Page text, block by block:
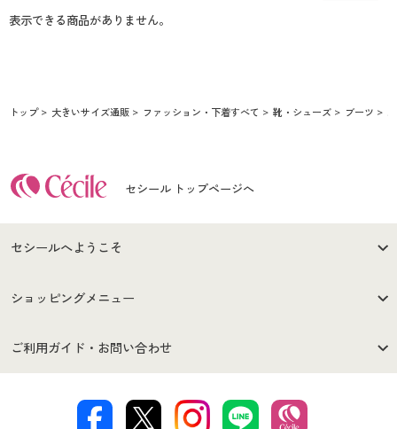
表示できる商品がありません。
トップ 大きいサイズ通販 ファッション・下着すべて 靴・シューズ ブーツ
セシール トップページへ
セシールへようこそ
はじめての方へ
セシールご利用規約
ショッピングメニュー
商品カテゴリ
ご利用ガイド・お問い合わせ